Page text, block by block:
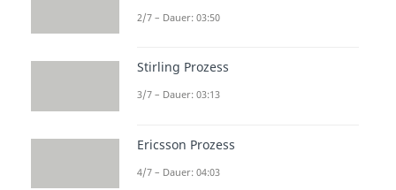
2/7 – Dauer: 03:50
Stirling Prozess
3/7 – Dauer: 03:13
Ericsson Prozess
4/7 – Dauer: 04:03